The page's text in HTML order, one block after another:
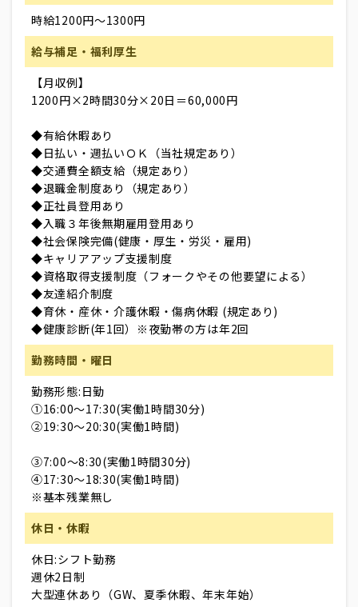
時給1200円～1300円
給与補足・福利厚生
【月収例】
1200円×2時間30分×20日＝60,000円
◆有給休暇あり
◆日払い・週払いＯＫ（当社規定あり）
◆交通費全額支給（規定あり）
◆退職金制度あり（規定あり）
◆正社員登用あり
◆入職３年後無期雇用登用あり
◆社会保険完備(健康・厚生・労災・雇用)
◆キャリアアップ支援制度
◆資格取得支援制度（フォークやその他要望による）
◆友達紹介制度
◆育休・産休・介護休暇・傷病休暇 (規定あり)
◆健康診断(年1回）※夜勤帯の方は年2回
勤務時間・曜日
勤務形態:日勤
①16:00～17:30(実働1時間30分)
②19:30～20:30(実働1時間)
③7:00～8:30(実働1時間30分)
④17:30～18:30(実働1時間)
※基本残業無し
休日・休暇
休日:シフト勤務
週休2日制
大型連休あり（GW、夏季休暇、年末年始）